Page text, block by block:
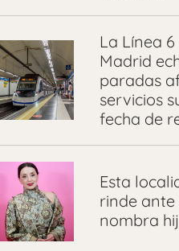
La Línea
Madrid
paradas
servicios
fecha de
Esta
rinde ante
nombra